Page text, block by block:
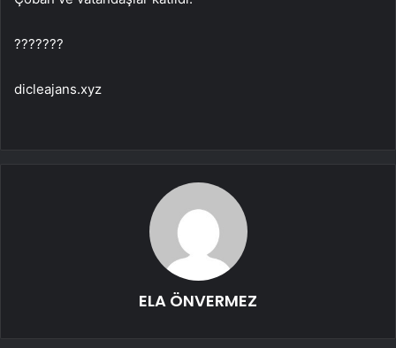
???????
dicleajans.xyz
ELA ÖNVERMEZ